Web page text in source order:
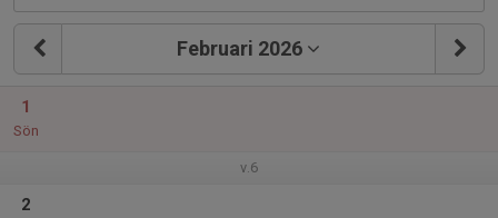
Februari 2026
1
Sön
v.6
2